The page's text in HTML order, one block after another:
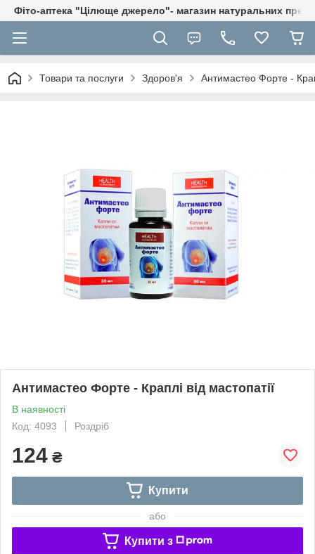
Фіто-аптека "Цілюще джерело"- магазин натуральних
Товари та послуги Здоров'я Антимастео Форте -
Антимастео Форте - Краплі від мастопатії
В наявності
Код: 4093
Роздріб
124 ₴
Купити
або
Купити з